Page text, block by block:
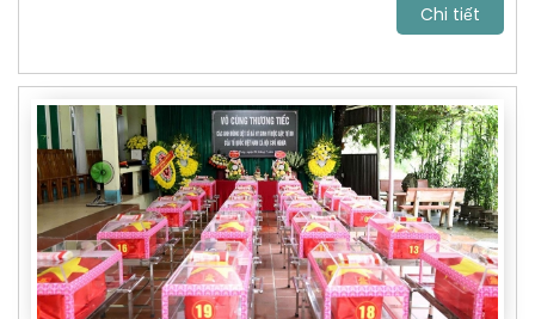
Chi tiết